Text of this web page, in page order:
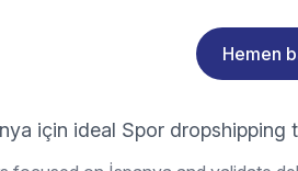
Hemen
için ideal Spor dropshipping